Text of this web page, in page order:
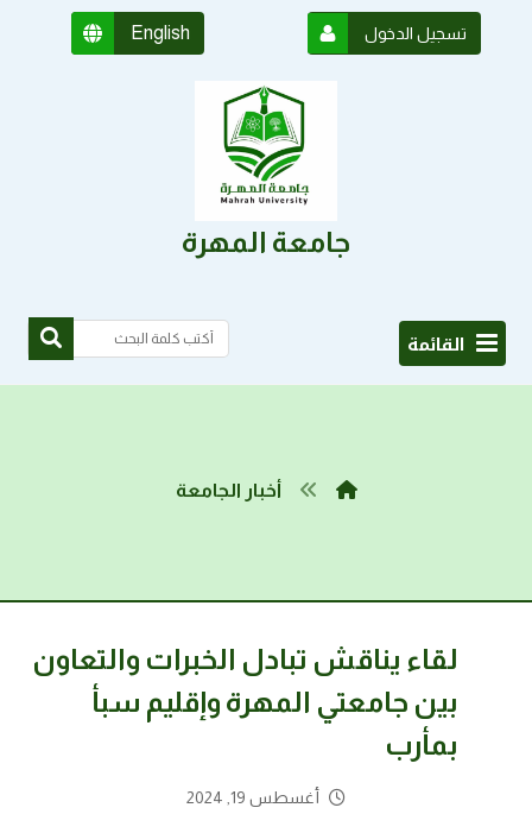
English تسجيل الدخول
جامعة المهرة
القائمة
أخبار الجامعة
لقاء يناقش تبادل الخبرات والتعاون
بين جامعتي المهرة وإقليم سبأ
بمأرب
أغسطس 19, 2024